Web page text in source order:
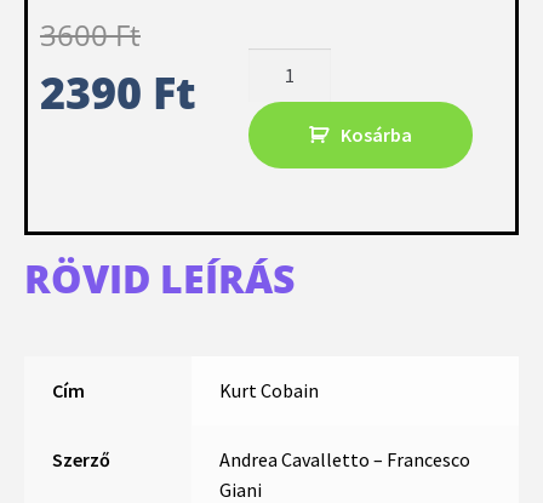
3600Ft
2390 Ft
Kosárba
RÖVID LEÍRÁS
Cím Kurt Cobain
Szerző
Andrea Cavalletto – Francesco
Giani